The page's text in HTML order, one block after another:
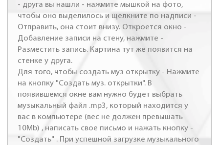
- друга вы нашли - нажмите мышкой на фото,
чтобы оно выделилось и щелкните по надписи -
Отправить, она стоит внизу. Откроется окно -
Добавление записи на стену, нажмите -
Разместить запись. Картина тут же появится на
стенке у друга.
Для того, чтобы создать муз открытку - Нажмите
на кнопку "Создать муз. открытки". В
появившемся окне вам нужно будет выбрать
музыкальный файл .mp3, который находится у
вас в компьютере (вес не должен превышать
10Mb) , написать свое письмо и нажать кнопку -
"Создать" . При успешной загрузке музыкального